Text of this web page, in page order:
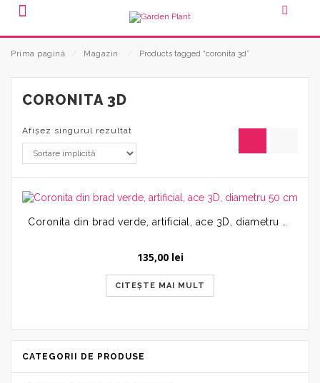
Prima pagină Magazin Products tagged “coronita 3d”
CORONITA 3D
Afișez singurul rezultat
135,00 lei
CITEȘTE MAI MULT
CATEGORII DE PRODUSE